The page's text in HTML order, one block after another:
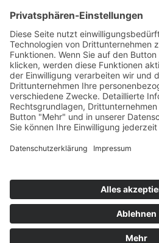
Radwegekonzept.de ist ein
Ge-Komm GmbH
Gesellschaft für kommunale
Bahnhofstraße 2
49324 Melle
info@ge-komm.de
© Copyright - radwegekonzept.de |Impressum